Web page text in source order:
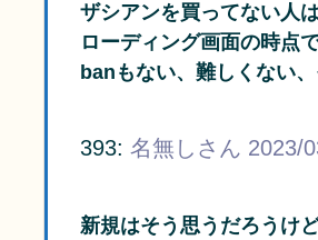
ザシアンを買ってない人
ローディング画面の時点
banもない、難しくない
393: 名無しさん 2023/
新規はそう思うだろうけ